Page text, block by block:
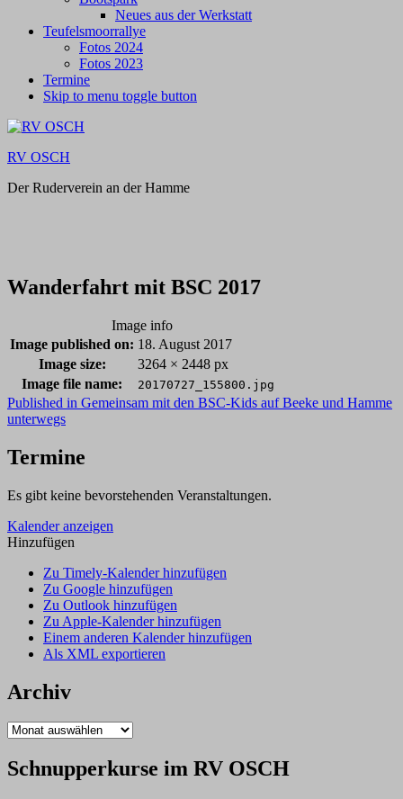
Neues aus der Werkstatt
Teufelsmoorrallye
Fotos 2024
Fotos 2023
Termine
Skip to menu toggle button
RV OSCH
Der Ruderverein an der Hamme
Wanderfahrt mit BSC 2017
Image info
Image published on: 18. August 2017
Image size:
3264 × 2448 px
Image file name:
20170727_155800.jpg
Post
navigation
Published in Gemeinsam mit den BSC-Kids auf Beeke und Hamme
unterwegs
Termine
Es gibt keine bevorstehenden Veranstaltungen.
Kalender anzeigen
Hinzufügen
Zu Timely-Kalender hinzufügen
Zu Google hinzufügen
Zu Outlook hinzufügen
Zu Apple-Kalender hinzufügen
Einem anderen Kalender hinzufügen
Als XML exportieren
Archiv
Archiv
Schnupperkurse im RV OSCH